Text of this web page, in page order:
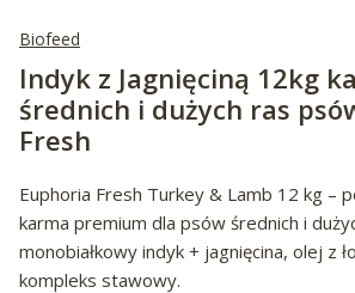
Biofeed
Indyk z Jagnięciną 12kg
średnich i dużych ras
Fresh
Euphoria Fresh Turkey & Lamb 12 kg –
karma premium dla psów średnich i
monobiałkowy indyk + jagnięcina, olej z
kompleks stawowy.